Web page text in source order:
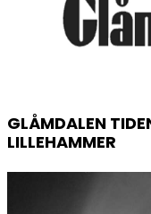
GLÅMDALEN
LILLEHAMMER